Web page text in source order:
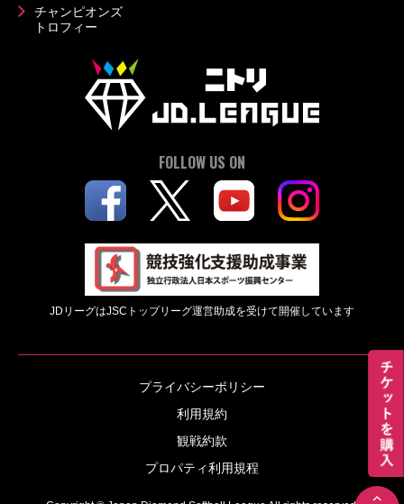
チャンピオンズ
トロフィー
FOLLOW US ON
JDリーグはJSCトップリーグ運営助成を受けて開催しています
プライバシーポリシー
利用規約
観戦約款
プロパティ利用規程